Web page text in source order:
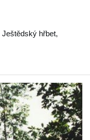
Ještědský hřbet,